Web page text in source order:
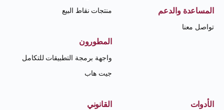
المساعدة والدعم
تواصل معنا
منتجات نقاط البيع
المطورون
واجهة برمجة التطبيقات للتكامل
جيت هاب
الأدوات القانوني